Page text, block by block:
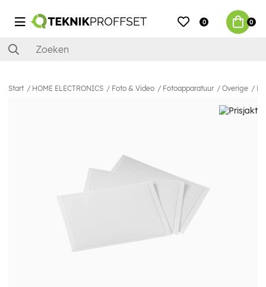
0 0
Start HOME ELECTRONICS Foto & Video Fotoapparatuur Overige